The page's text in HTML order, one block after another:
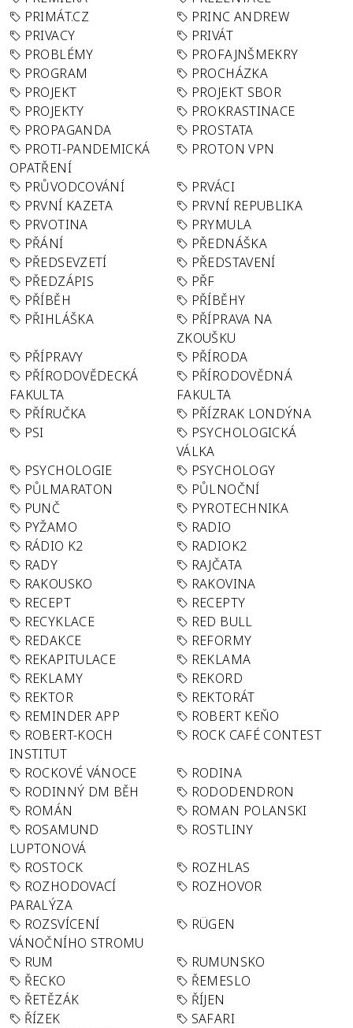
PRIMÁT.CZ
PRINC ANDREW
PRIVACY
PRIVÁT
PROBLÉMY
PROFAJNŠMEKRY
PROGRAM
PROCHÁZKA
PROJEKT
PROJEKT SBOR
PROJEKTY
PROKRASTINACE
PROPAGANDA
PROSTATA
PROTI-PANDEMICKÁ
OPATŘENÍ
PROTON VPN
PRŮVODCOVÁNÍ
PRVÁCI
PRVNÍ KAZETA
PRVNÍ REPUBLIKA
PRVOTINA
PRYMULA
PŘÁNÍ
PŘEDNÁŠKA
PŘEDSEVZETÍ
PŘEDSTAVENÍ
PŘEDZÁPIS
PŘF
PŘÍBĚH
PŘÍBĚHY
PŘIHLÁŠKA
PŘÍPRAVA NA
ZKOUŠKU
PŘÍPRAVY
PŘÍRODA
PŘÍRODOVĚDECKÁ
FAKULTA
PŘÍRODOVĚDNÁ
FAKULTA
PŘÍRUČKA
PŘÍZRAK LONDÝNA
PSI
PSYCHOLOGICKÁ
VÁLKA
PSYCHOLOGIE
PSYCHOLOGY
PŮLMARATON
PŮLNOČNÍ
PUNČ
PYROTECHNIKA
PYŽAMO
RADIO
RÁDIO K2
RADIOK2
RADY
RAJČATA
RAKOUSKO
RAKOVINA
RECEPT
RECEPTY
RECYKLACE
RED BULL
REDAKCE
REFORMY
REKAPITULACE
REKLAMA
REKLAMY
REKORD
REKTOR
REKTORÁT
REMINDER APP
ROBERT KEŇO
ROBERT-KOCH
INSTITUT
ROCK CAFÉ CONTEST
ROCKOVÉ VÁNOCE
RODINA
RODINNÝ DM BĚH
RODODENDRON
ROMÁN
ROMAN POLANSKI
ROSAMUND
LUPTONOVÁ
ROSTLINY
ROSTOCK
ROZHLAS
ROZHODOVACÍ
PARALÝZA
ROZHOVOR
ROZSVÍCENÍ
VÁNOČNÍHO STROMU
RÜGEN
RUM
RUMUNSKO
ŘECKO
ŘEMESLO
ŘETĚZÁK
ŘÍJEN
ŘÍZEK
SAFARI